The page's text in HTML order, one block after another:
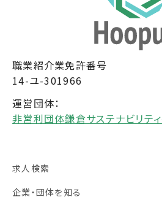
職業紹介業免許番号
14-ユ-301966
運営団体：
非営利団体鎌倉サステナビリテ
求人検索
企業・団体を知る